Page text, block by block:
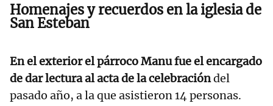
Homenajes y recuerdos en la iglesia de
San Esteban
En el exterior el párroco Manu fue el encargado
de dar lectura al acta de la celebracióndel
pasado año, a la que asistieron 14 personas.